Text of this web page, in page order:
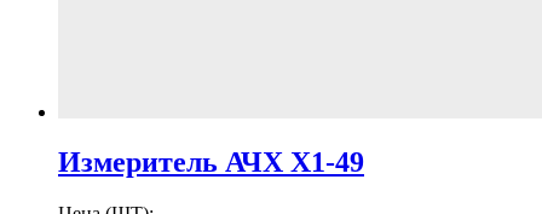
Измеритель АЧХ Х1-49